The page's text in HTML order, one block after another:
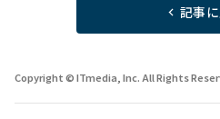
記事
Copyright © ITmedia, Inc. All Rights